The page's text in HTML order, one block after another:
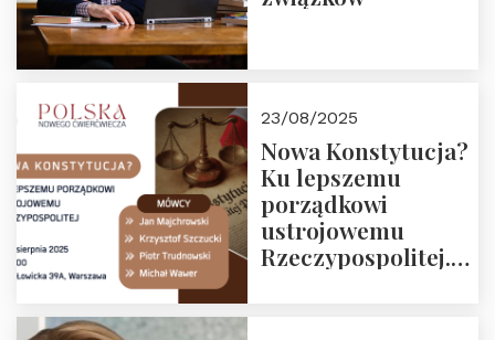
23/08/2025
Nowa Konstytucja?
Ku lepszemu
porządkowi
ustrojowemu
Rzeczypospolitej.